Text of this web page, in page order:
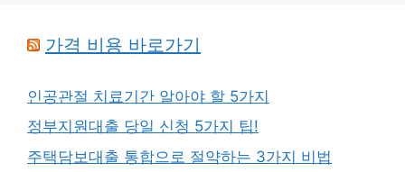
가격 비용 바로가기
인공관절 치료기간 알아야 할 5가지
정부지원대출 당일 신청 5가지 팁!
주택담보대출 통합으로 절약하는 3가지 비법